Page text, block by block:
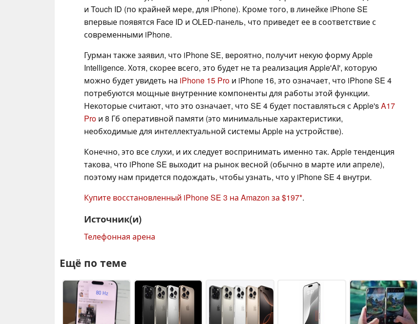
и Touch ID (по крайней мере, для iPhone). Кроме того, в линейке iPhone SE
впервые появятся Face ID и OLED-панель, что приведет ее в соответствие с
современными iPhone.
Гурман также заявил, что iPhone SE, вероятно, получит некую форму Apple
Intelligence. Хотя, скорее всего, это будет не та реализация Apple'AI', которую
можно будет увидеть на iPhone 15 Pro и iPhone 16, это означает, что iPhone SE 4
потребуются мощные внутренние компоненты для работы этой функции.
Некоторые считают, что это означает, что SE 4 будет поставляться с Apple'sA17
Pro и 8 Гб оперативной памяти (это минимальные характеристики,
необходимые для интеллектуальной системы Apple на устройстве).
Конечно, это все слухи, и их следует воспринимать именно так. Apple тенденция
такова, что iPhone SE выходит на рынок весной (обычно в марте или апреле),
поэтому нам придется подождать, чтобы узнать, что у iPhone SE 4 внутри.
Купите восстановленный iPhone SE 3 на Amazon за $197 .
Источник(и)
Телефонная арена
Ещё по теме